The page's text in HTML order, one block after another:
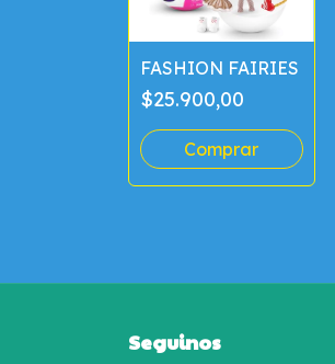
FASHION FAIRIES
$25.900,00
Seguinos